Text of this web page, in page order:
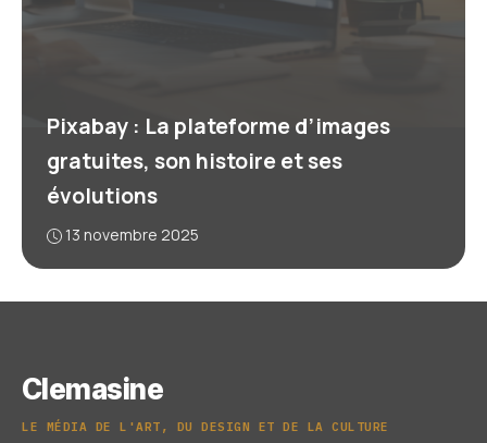
Pixabay : La plateforme d’images
gratuites, son histoire et ses
évolutions
13 novembre 2025
Clemasine
LE MÉDIA DE L'ART, DU DESIGN ET DE LA CULTURE